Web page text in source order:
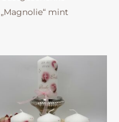
„Magnolie“ mint